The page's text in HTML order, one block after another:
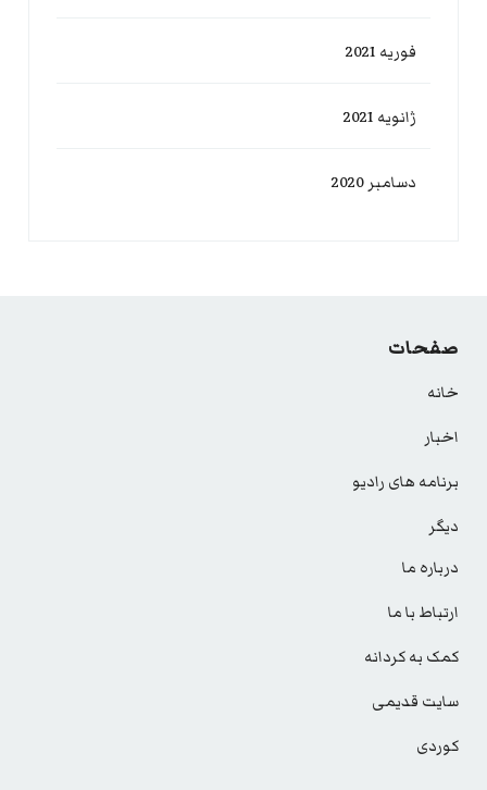
فوریه 2021
ژانویه 2021
دسامبر 2020
صفحات
خانه
اخبار
برنامه های رادیو
دیگر
درباره ما
ارتباط با ما
کمک به کردانه
سایت قدیمی
کوردی